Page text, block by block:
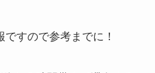
すので参考までに！